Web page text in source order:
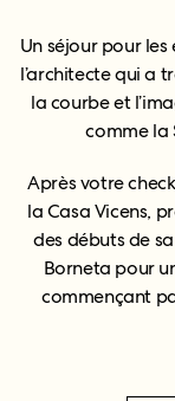
Un séjour pour
l’architecte qui a
la courbe et
comme la
Après votre
la Casa Vicens,
des débuts de
Borneta pour
commençant